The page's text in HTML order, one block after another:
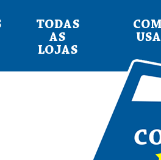
TODAS
AS
LOJAS